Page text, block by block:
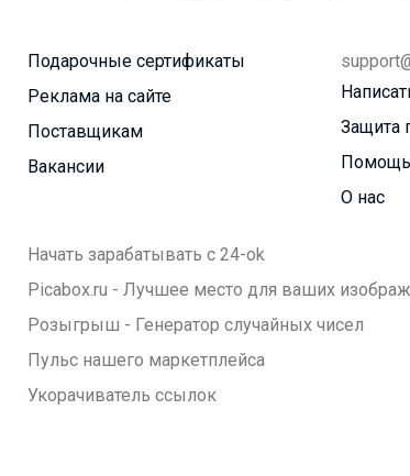
Подарочные сертификаты
Реклама на сайте
Поставщикам
Вакансии
Защита
Помощь
О нас
Начать зарабатывать с 24-ok
Picabox.ru - Лучшее место для ваших
Розыгрыш - Генератор случайных чисел
Пульс нашего маркетплейса
Укорачиватель ссылок